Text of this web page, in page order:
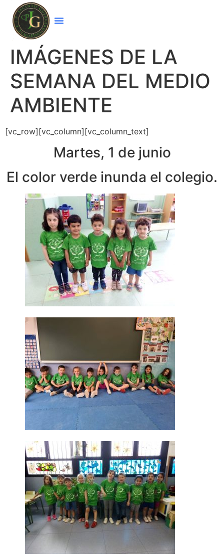
IMÁGENES DE LA
SEMANA DEL MEDIO
AMBIENTE
[vc_row][vc_column][vc_column_text]
Martes, 1 de junio
El color verde inunda el colegio.